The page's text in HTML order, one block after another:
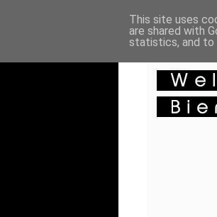
This site uses
are shared with
statistics, and to